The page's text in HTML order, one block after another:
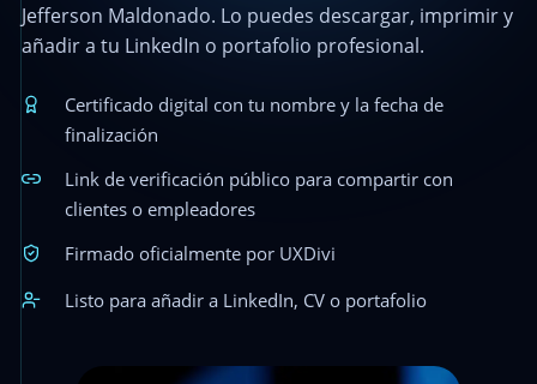
Jefferson Maldonado. Lo puedes descargar, imprimir y
añadir a tu LinkedIn o portafolio profesional.
Certificado digital con tu nombre y la fecha de
finalización
Link de verificación público para compartir con
clientes o empleadores
Firmado oficialmente por UXDivi
Listo para añadir a LinkedIn, CV o portafolio